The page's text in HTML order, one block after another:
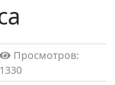
Просмотров:
1330